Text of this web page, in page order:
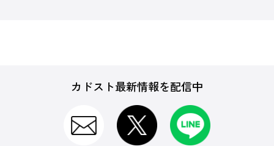
カドスト最新情報を配信中